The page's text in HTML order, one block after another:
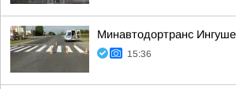
Минавтодортранс
15:36